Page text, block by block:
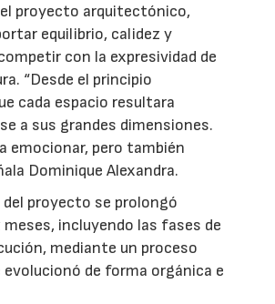
proyecto arquitectónico,
equilibrio, calidez y
con la expresividad de
“Desde el principio
cada espacio resultara
a sus grandes dimensiones.
emocionar, pero también
Dominique Alexandra.
del proyecto se prolongó
incluyendo las fases de
mediante un proceso
de forma orgánica e